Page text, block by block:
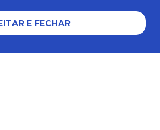
E FECHAR